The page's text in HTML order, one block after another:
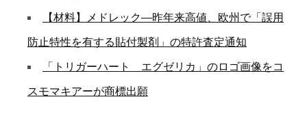
【材料】メドレック—昨年来高値、欧州で「誤用
防止特性を有する貼付製剤」の特許査定通知
「トリガーハート エグゼリカ」のロゴ画像をコ
スモマキアーが商標出願